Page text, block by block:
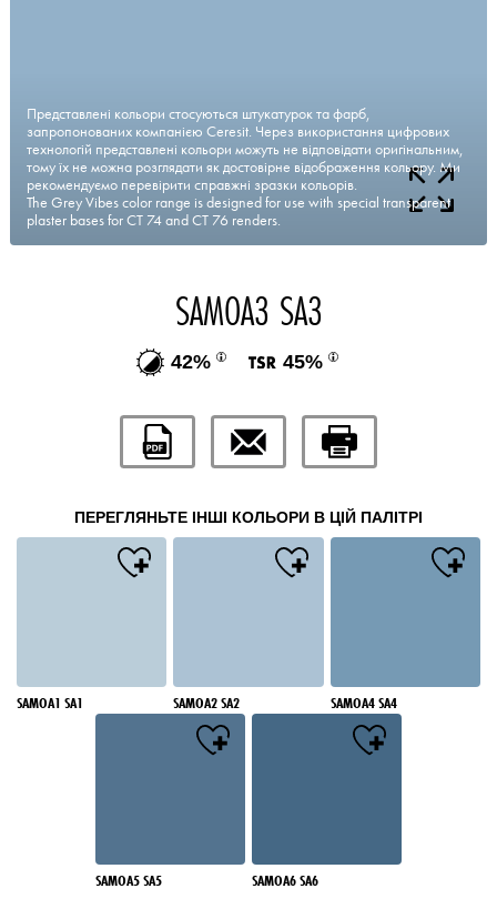
Представлені кольори стосуються штукатурок та фарб,
запропонованих компанією Ceresit. Через використання цифрових
технологій представлені кольори можуть не відповідати оригінальним,
тому їх не можна розглядати як достовірне відображення кольору. Ми
рекомендуємо перевірити справжні зразки кольорів.
The Grey Vibes color range is designed for use with special transparent
plaster bases for CT 74 and CT 76 renders.
SAMOA3 SA3
42% 45%
ПЕРЕГЛЯНЬТЕ ІНШІ КОЛЬОРИ В ЦІЙ ПАЛІТРІ
SAMOA1 SA1 SAMOA2 SA2 SAMOA4 SA4
SAMOA5 SA5 SAMOA6 SA6